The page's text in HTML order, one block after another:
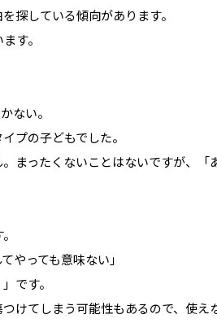
探している傾向があります。
す。
ない。
プの子どもでした。
まったくないことはないですが、「
やっても意味ない」
です。
けてしまう可能性もあるので、使え